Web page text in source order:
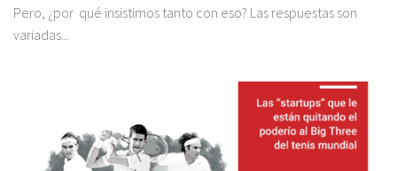
Pero, ¿por qué insistimos tanto con eso? Las respuestas son
variadas...